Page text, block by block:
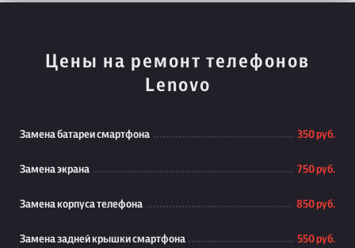
Цены на ремонт телефонов
Lenovo
Замена батареи смартфона 350 руб.
Замена экрана 750 руб.
Замена корпуса телефона 850 руб.
Замена задней крышки смартфона 550 руб.